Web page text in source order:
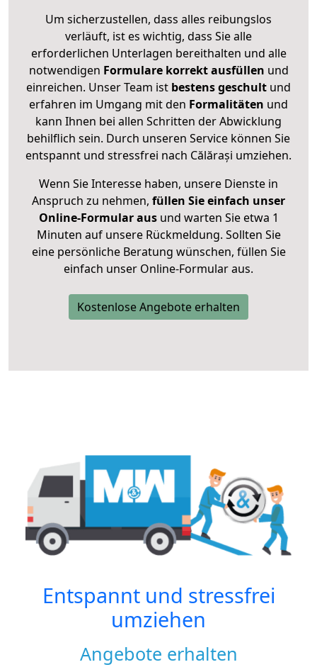
Um sicherzustellen, dass alles reibungslos
verläuft, ist es wichtig, dass Sie alle
erforderlichen Unterlagen bereithalten und alle
notwendigen Formulare korrekt ausfüllen und
einreichen. Unser Team ist bestens geschult und
erfahren im Umgang mit den Formalitäten und
kann Ihnen bei allen Schritten der Abwicklung
behilflich sein. Durch unseren Service können Sie
entspannt und stressfrei nach Călărași umziehen.
Wenn Sie Interesse haben, unsere Dienste in
Anspruch zu nehmen, füllen Sie einfach unser
Online-Formular ausund warten Sie etwa 1
Minuten auf unsere Rückmeldung. Sollten Sie
eine persönliche Beratung wünschen, füllen Sie
einfach unser Online-Formular aus.
Kostenlose Angebote erhalten
Entspannt und stressfrei
umziehen
Angebote erhalten